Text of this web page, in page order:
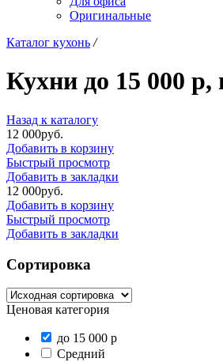
Оригинальные
Каталог кухонь /
Кухни до 15 000 р,
Назад к каталогу
12 000руб.
Добавить в корзину
Быстрый просмотр
Добавить в закладки
12 000руб.
Добавить в корзину
Быстрый просмотр
Добавить в закладки
Сортировка
Ценовая категория
до 15 000 р
Средний